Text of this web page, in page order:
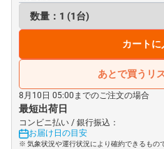
カートに
あとで買うリ
8月10日 05:00までのご注文の場合
最短出荷日
コンビニ払い / 銀行振込：
お届け日の目安
※ 気象状況や運行状況により確約できるもの